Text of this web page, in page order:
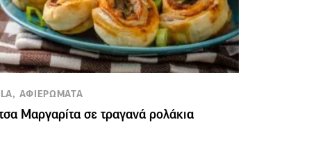
ΑΦΙΕΡΩΜΑΤΑ
Μαργαρίτα σε τραγανά ρολάκια